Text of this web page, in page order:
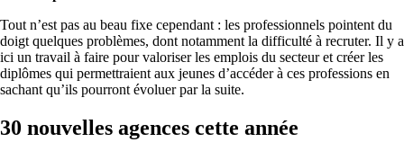
Tout n’est pas au beau fixe cependant : les professionnels pointent du
doigt quelques problèmes, dont notamment la difficulté à recruter. Il y a
ici un travail à faire pour valoriser les emplois du secteur et créer les
diplômes qui permettraient aux jeunes d’accéder à ces professions en
sachant qu’ils pourront évoluer par la suite.
30 nouvelles agences cette année